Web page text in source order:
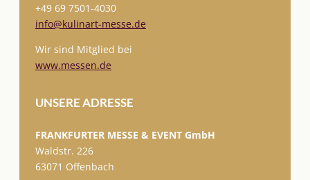
+49 69 7501-4030
info@kulinart-messe.de
Wir sind Mitglied bei
www.messen.de
UNSERE ADRESSE
FRANKFURTER MESSE & EVENT GmbH
Waldstr. 226
63071 Offenbach